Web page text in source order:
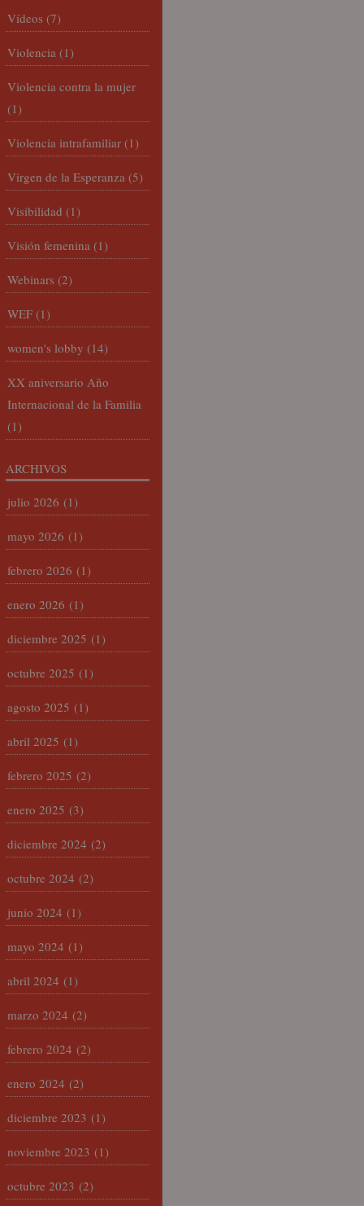
Vídeos (7)
Violencia (1)
Violencia contra la mujer
(1)
Violencia intrafamiliar (1)
Virgen de la Esperanza (5)
Visibilidad (1)
Visión femenina (1)
Webinars (2)
WEF (1)
women's lobby (14)
XX aniversario Año
Internacional de la Familia
(1)
ARCHIVOS
julio 2026 (1)
mayo 2026 (1)
febrero 2026 (1)
enero 2026 (1)
diciembre 2025 (1)
octubre 2025 (1)
agosto 2025 (1)
abril 2025 (1)
febrero 2025 (2)
enero 2025 (3)
diciembre 2024 (2)
octubre 2024 (2)
junio 2024 (1)
mayo 2024 (1)
abril 2024 (1)
marzo 2024 (2)
febrero 2024 (2)
enero 2024 (2)
diciembre 2023 (1)
noviembre 2023 (1)
octubre 2023 (2)